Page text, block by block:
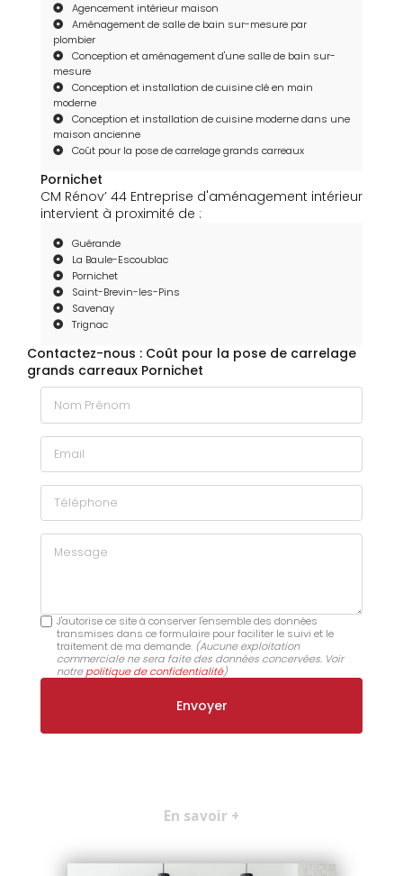
Agencement intérieur maison
Aménagement de salle de bain sur-mesure par
plombier
Conception et aménagement d'une salle de bain sur-
mesure
Conception et installation de cuisine clé en main
moderne
Conception et installation de cuisine moderne dans une
maison ancienne
Coût pour la pose de carrelage grands carreaux
Pornichet
CM Rénov’ 44 Entreprise d'aménagement intérieur
intervient à proximité de :
Guérande
La Baule-Escoublac
Pornichet
Saint-Brevin-les-Pins
Savenay
Trignac
Contactez-nous : Coût pour la pose de carrelage
grands carreaux Pornichet
Nom Prénom
Email
Téléphone
Message
J'autorise ce site à conserver l'ensemble des données
transmises dans ce formulaire pour faciliter le suivi et le
traitement de ma demande. (Aucune exploitation
commerciale ne sera faite des données concervées. Voir
notrepolitique de confidentialité)
En savoir +